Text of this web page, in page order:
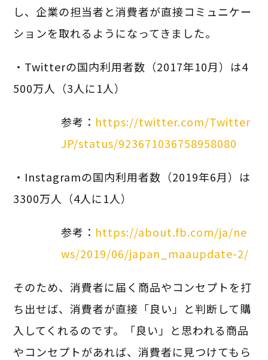
し、企業の担当者と消費者が直接コミュニケー
ションを取れるようになってきました。
・Twitterの国内利用者数（2017年10月）は4
500万人（3人に1人）
参考： https://twitter.com/Twitter
JP/status/923671036758958080
・Instagramの国内利用者数（2019年6月）は
3300万人（4人に1人）
参考： https://about.fb.com/ja/ne
ws/2019/06/japan_maaupdate-2/
そのため、消費者に届く商品やコンセプトを打
ち出せば、消費者が直接「良い」と判断して購
入してくれるのです。「良い」と思われる商品
やコンセプトがあれば、消費者に見つけてもら